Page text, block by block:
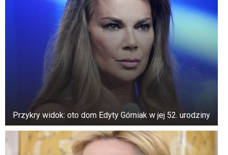
Przykry widok: oto dom Edyty Górniak w jej 52. urodziny